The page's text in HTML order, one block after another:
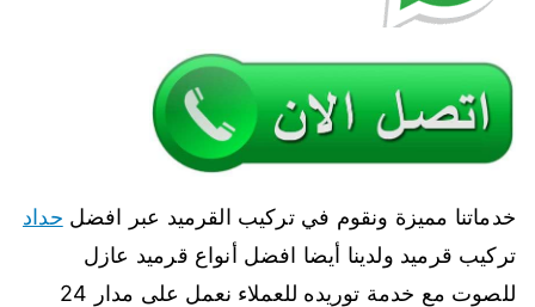
خدماتنا مميزة ونقوم في تركيب القرميد عبر افضل حداد
تركيب قرميد ولدينا أيضا افضل أنواع قرميد عازل
للصوت مع خدمة توريده للعملاء نعمل على مدار 24